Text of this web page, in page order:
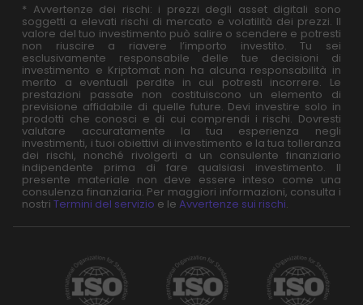
* Avvertenze dei rischi: i prezzi degli asset digitali sono
soggetti a elevati rischi di mercato e volatilità dei prezzi. Il
valore del tuo investimento può salire o scendere e potresti
non riuscire a riavere l’importo investito. Tu sei
esclusivamente responsabile delle tue decisioni di
investimento e Kriptomat non ha alcuna responsabilità in
merito a eventuali perdite in cui potresti incorrere. Le
prestazioni passate non costituiscono un elemento di
previsione affidabile di quelle future. Devi investire solo in
prodotti che conosci e di cui comprendi i rischi. Dovresti
valutare accuratamente la tua esperienza negli
investimenti, i tuoi obiettivi di investimento e la tua tolleranza
dei rischi, nonché rivolgerti a un consulente finanziario
indipendente prima di fare qualsiasi investimento. Il
presente materiale non deve essere inteso come una
consulenza finanziaria. Per maggiori informazioni, consulta i
nostriTermini del servizio e leAvvertenze sui rischi.